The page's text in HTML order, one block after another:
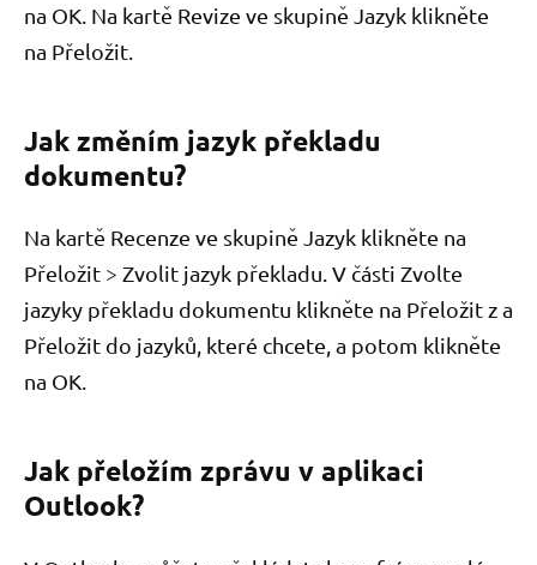
na OK. Na kartě Revize ve skupině Jazyk klikněte
na Přeložit.
Jak změním jazyk překladu
dokumentu?
Na kartě Recenze ve skupině Jazyk klikněte na
Přeložit > Zvolit jazyk překladu. V části Zvolte
jazyky překladu dokumentu klikněte na Přeložit z a
Přeložit do jazyků, které chcete, a potom klikněte
na OK.
Jak přeložím zprávu v aplikaci
Outlook?